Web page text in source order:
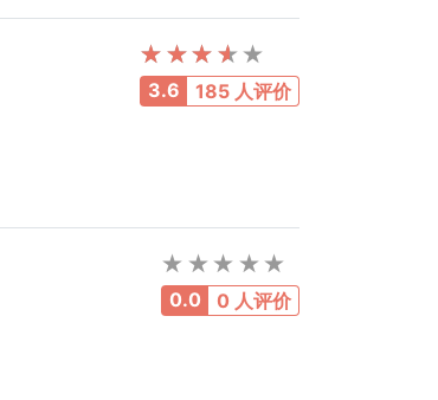
3.6 185 人评价
0.0 0 人评价